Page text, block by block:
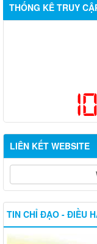
THỐNG KÊ TRUY
LIÊN KẾT WEBSITE
TIN CHỈ ĐẠO - ĐIỀU